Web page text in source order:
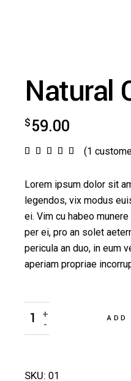
Natural
$59.00
(1
Lorem ipsum dolor sit
legendos, vix modus
ei. Vim cu habeo
per ei, pro an solet
pericula an duo, in eum
aperiam propriae
Natural Cream quantity
-
+ ADD
Alternative:
SKU: 01